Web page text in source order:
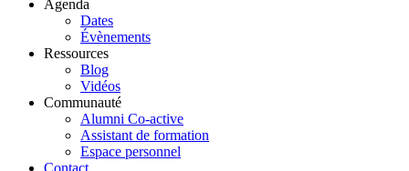
Agenda
Dates
Évènements
Ressources
Blog
Vidéos
Communauté
Alumni Co-active
Assistant de formation
Espace personnel
Contact